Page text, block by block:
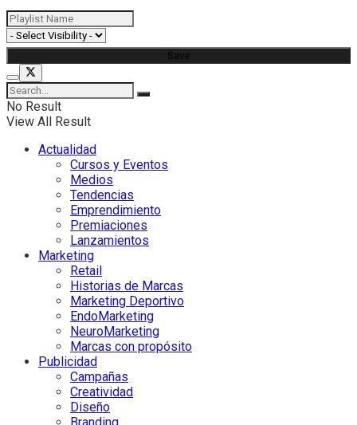
No Result
View All Result
Actualidad
Cursos y Eventos
Medios
Tendencias
Emprendimiento
Premiaciones
Lanzamientos
Marketing
Retail
Historias de Marcas
Marketing Deportivo
EndoMarketing
NeuroMarketing
Marcas con propósito
Publicidad
Campañas
Creatividad
Diseño
Branding